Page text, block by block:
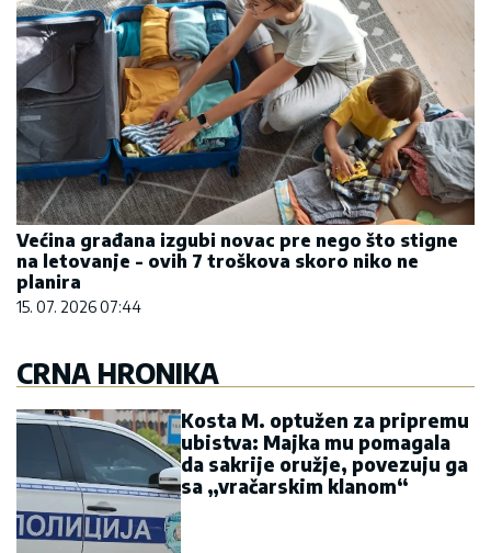
Većina građana izgubi novac pre nego što stigne
na letovanje - ovih 7 troškova skoro niko ne
planira
15. 07. 2026 07:44
CRNA HRONIKA
Kosta M. optužen za pripremu
ubistva: Majka mu pomagala
da sakrije oružje, povezuju ga
sa „vračarskim klanom“